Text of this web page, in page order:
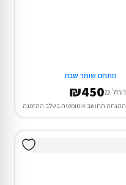
מתחם שומר שבת
החל מ₪450
ההנחה תחושב אוטומטית בשלב ההזמנה